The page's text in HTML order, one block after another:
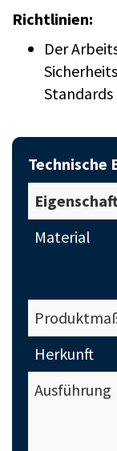
Richtlinien:
Der
Technische
Material
Herkunft
Ausführung